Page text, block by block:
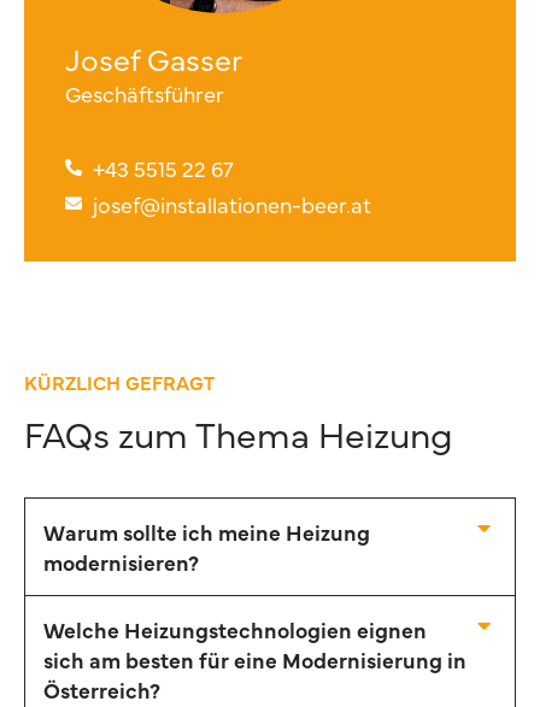
Josef Gasser
Geschäftsführer
+43 5515 22 67
josef@installationen-beer.at
KÜRZLICH GEFRAGT
FAQs zum Thema Heizung
Warum sollte ich meine Heizung
modernisieren?
Welche Heizungstechnologien eignen
sich am besten für eine Modernisierung in
Österreich?